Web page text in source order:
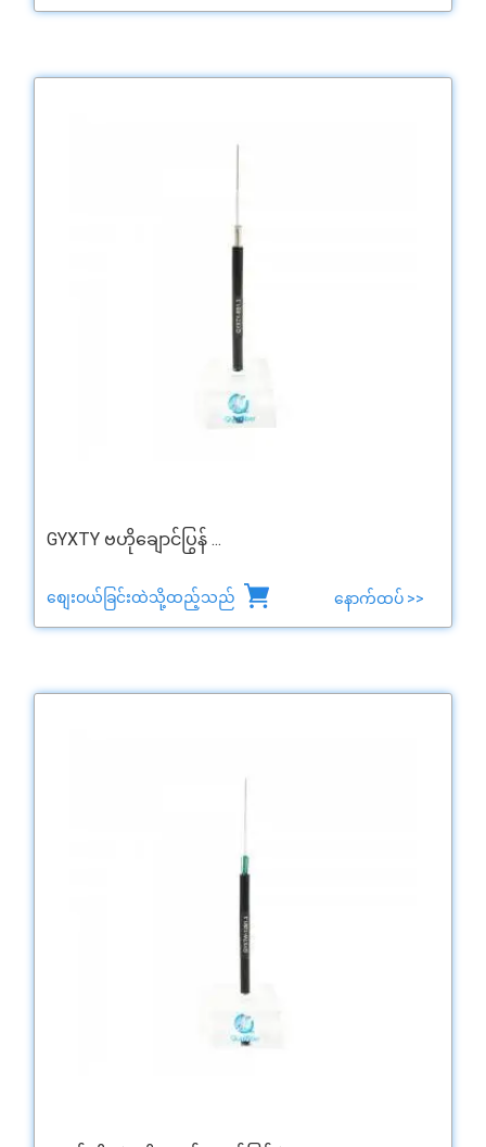
GYXTY ဗဟိုချောင်ပြွန် ...
စျေးဝယ်ခြင်းထဲသို့ထည့်သည် နောက်ထပ် >>